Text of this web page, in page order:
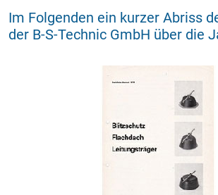
Im Folgenden ein kurzer Abriss
der B-S-Technic GmbH über die